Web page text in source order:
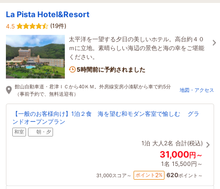
La Pista Hotel&Resort
4.5
(19件)
太平洋を一望する夕日の美しいホテル。高台約４０
ｍに立地。素晴らしい海辺の景色と海の幸をご堪能
ください。
5時間前に予約されました
館山自動車道・君津ＩＣから40ＫＭ。外房線安房小湊駅から車で約5分
（事前予約で、無料送迎有）
地図・アクセス
【一般のお客様向け】1泊２食 海を望む和モダン客室で愉しむ グラ
ンドオープンプラン
和室 朝・夕
1泊 大人2名 合計(税込)
31,000円～
1名 15,500円～
31,000スコア～ ポイント 2% 620ポイント～